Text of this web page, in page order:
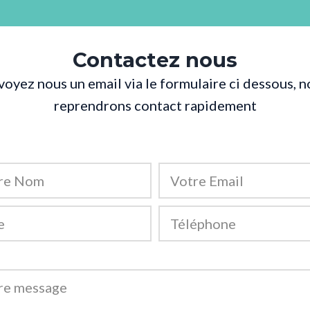
Contactez nous
nous un email via le formulaire ci dessous,
reprendrons contact rapidement